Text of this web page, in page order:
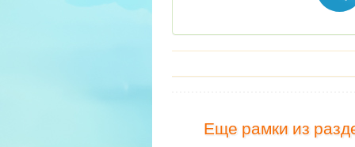
Еще рамки из